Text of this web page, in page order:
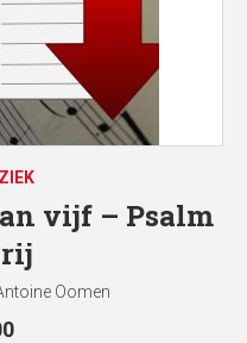
vijf – Psalm
Oomen